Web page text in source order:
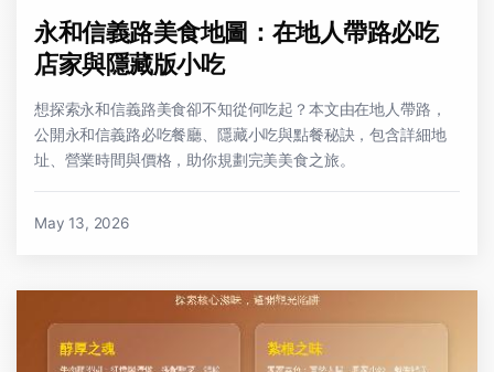
永和信義路美食地圖：在地人帶路必吃
店家與隱藏版小吃
想探索永和信義路美食卻不知從何吃起？本文由在地人帶路，
公開永和信義路必吃餐廳、隱藏小吃與點餐秘訣，包含詳細地
址、營業時間與價格，助你規劃完美美食之旅。
May 13, 2026